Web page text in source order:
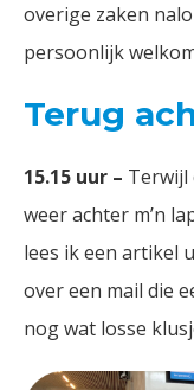
overige zaken
persoonlijk
Terug
15.15 uur – Terwijl
weer achter m’n
lees ik een artikel
over een mail die
nog wat losse